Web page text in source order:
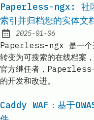
Paperless-ngx: 社区
索引并归档您的实体文
Published:
2025-01-06
Paperless-ngx 是一个
转变为可搜索的在线档案
官方继任者，
的开发和改进。
Caddy WAF：基于